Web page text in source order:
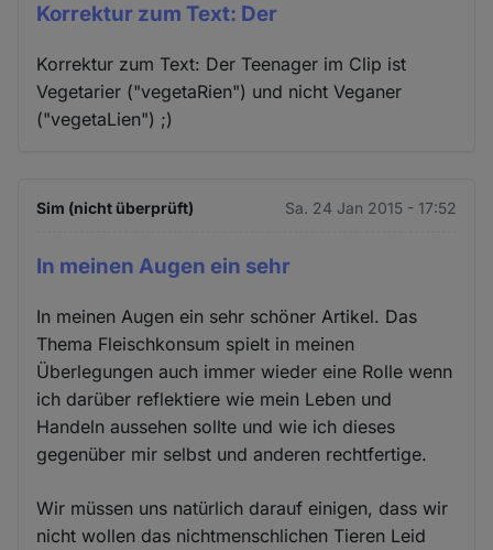
Korrektur zum Text: Der
Korrektur zum Text: Der Teenager im Clip ist
Vegetarier ("vegetaRien") und nicht Veganer
("vegetaLien") ;)
Sim (nicht überprüft) Sa. 24 Jan 2015 - 17:52
In meinen Augen ein sehr
In meinen Augen ein sehr schöner Artikel. Das
Thema Fleischkonsum spielt in meinen
Überlegungen auch immer wieder eine Rolle wenn
ich darüber reflektiere wie mein Leben und
Handeln aussehen sollte und wie ich dieses
gegenüber mir selbst und anderen rechtfertige.
Wir müssen uns natürlich darauf einigen, dass wir
nicht wollen das nichtmenschlichen Tieren Leid